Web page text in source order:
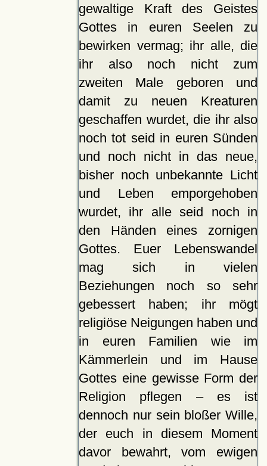
gewaltige Kraft des Geistes
Gottes in euren Seelen zu
bewirken vermag; ihr alle, die
ihr also noch nicht zum
zweiten Male geboren und
damit zu neuen Kreaturen
geschaffen wurdet, die ihr also
noch tot seid in euren Sünden
und noch nicht in das neue,
bisher noch unbekannte Licht
und Leben emporgehoben
wurdet, ihr alle seid noch in
den Händen eines zornigen
Gottes. Euer Lebenswandel
mag sich in vielen
Beziehungen noch so sehr
gebessert haben; ihr mögt
religiöse Neigungen haben und
in euren Familien wie im
Kämmerlein und im Hause
Gottes eine gewisse Form der
Religion pflegen – es ist
dennoch nur sein bloßer Wille,
der euch in diesem Moment
davor bewahrt, vom ewigen